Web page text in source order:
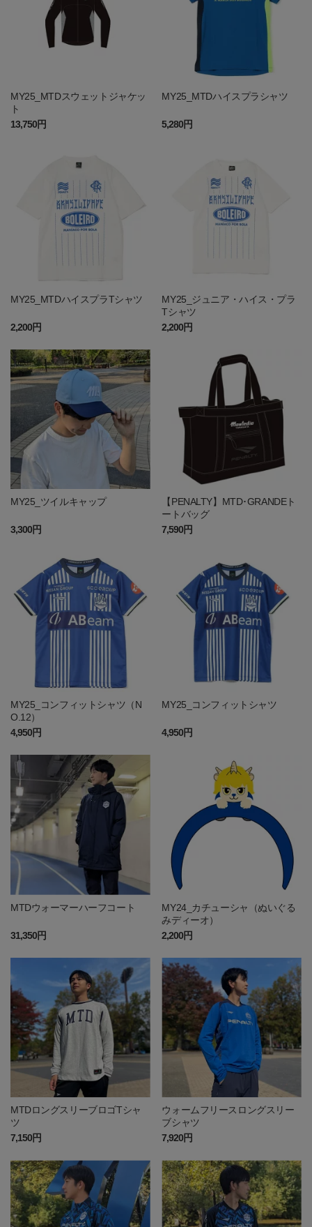
MY25_MTDスウェットジャケッ
ト
13,750円
MY25_MTDハイスプラシャツ
5,280円
MY25_MTDハイスプラTシャツ
2,200円
MY25_ジュニア・ハイス・プラ
Tシャツ
2,200円
MY25_ツイルキャップ
3,300円
【PENALTY】MTD･GRANDEト
ートバッグ
7,590円
MY25_コンフィットシャツ（N
O.12）
4,950円
MY25_コンフィットシャツ
4,950円
MTDウォーマーハーフコート
31,350円
MY24_カチューシャ（ぬいぐる
みディーオ）
2,200円
MTDロングスリーブロゴTシャ
ツ
7,150円
ウォームフリースロングスリー
ブシャツ
7,920円